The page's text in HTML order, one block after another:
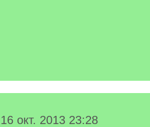
16 окт. 2013 23:28